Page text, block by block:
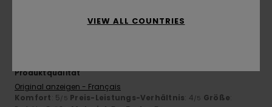
Produktqualität
Original anzeigen - Français
Komfort: 5/5 Preis-Leistungs-Verhältnis: 4/5 Größe:
VIEW ALL COUNTRIES